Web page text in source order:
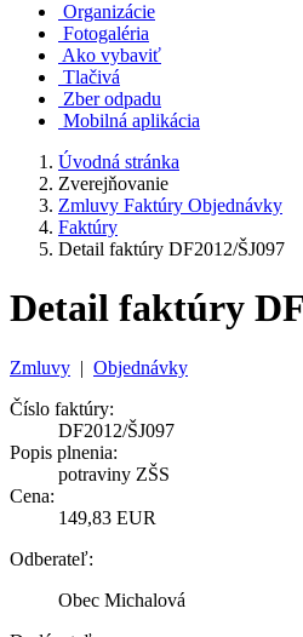
Organizácie
Fotogaléria
Ako vybaviť
Tlačivá
Zber odpadu
Mobilná aplikácia
Úvodná stránka
Zverejňovanie
Zmluvy Faktúry Objednávky
Faktúry
Detail faktúry DF2012/ŠJ097
Detail faktúry
Zmluvy | Objednávky
Číslo faktúry:
DF2012/ŠJ097
Popis plnenia:
potraviny ZŠS
Cena:
149,83 EUR
Odberateľ:
Obec Michalová